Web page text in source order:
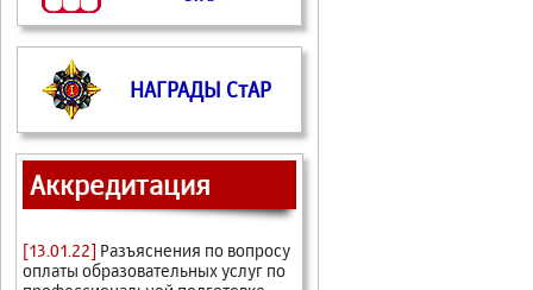
НАГРАДЫ СтАР
Аккредитация
[13.01.22] Разъяснения по вопросу
оплаты образовательных услуг по